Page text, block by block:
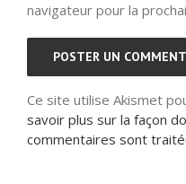
navigateur pour la
Ce site utilise Akismet
savoir plus sur la façon
commentaires sont